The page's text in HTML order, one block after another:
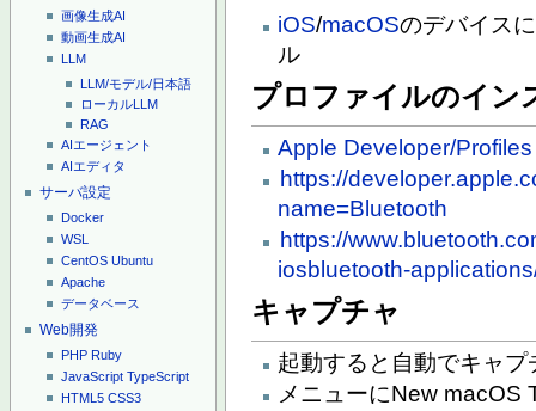
画像生成AI
動画生成AI
LLM
LLM/モデル/日本語
ローカルLLM
RAG
AIエージェント
AIエディタ
サーバ設定
Docker
WSL
CentOS Ubuntu
Apache
データベース
Web開発
PHP Ruby
JavaScript TypeScript
HTML5 CSS3
iOS/macOSのデバイスに
ル
プロファイルのイン
Apple Developer/
https://
name=Bluetooth
https://
iosbluetooth-
キャプチャ
起動すると自動でキャプ
メニューにNew macOS